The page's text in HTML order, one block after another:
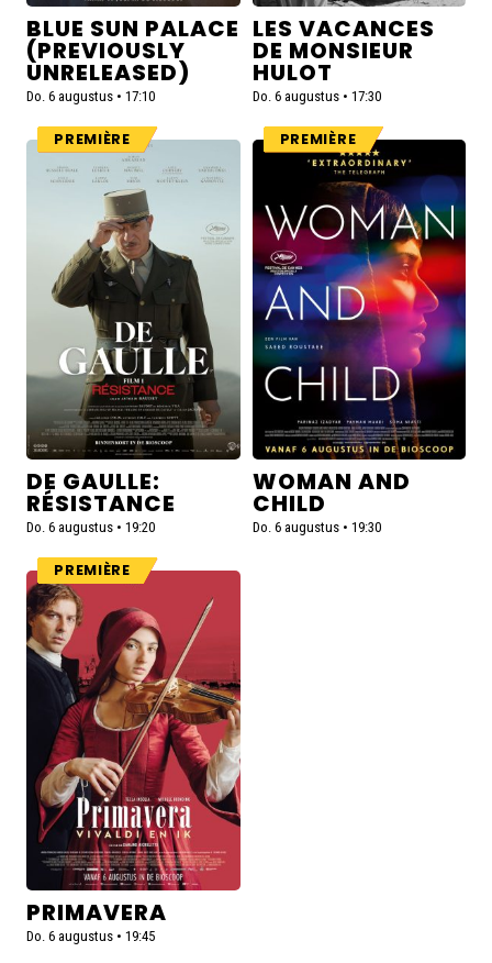
BLUE SUN PALACE
(PREVIOUSLY
UNRELEASED)
Do. 6 augustus • 17:10
LES VACANCES
DE MONSIEUR
HULOT
Do. 6 augustus • 17:30
Lees
meer
Gaulle:
Résistance
PREMIÈRE
DE GAULLE:
RÉSISTANCE
Do. 6 augustus • 19:20
Lees
over
Woman
and
Child
PREMIÈRE
WOMAN AND
CHILD
Do. 6 augustus • 19:30
Lees
meer
over
Primavera
PREMIÈRE
PRIMAVERA
Do. 6 augustus • 19:45